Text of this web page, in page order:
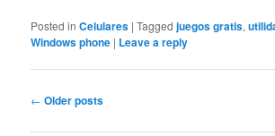
Posted in Celulares |Tagged juegos gratis,
Windows phone | Leave a reply
Post
← Older posts